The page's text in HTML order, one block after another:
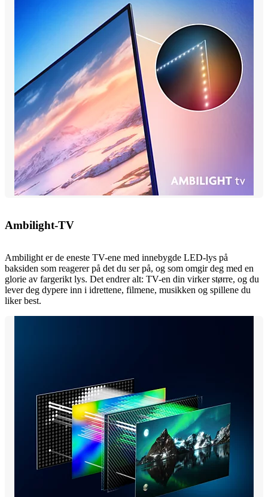
Ambilight-TV
Ambilight er de eneste TV-ene med innebygde LED-lys på
baksiden som reagerer på det du ser på, og som omgir deg med en
glorie av fargerikt lys. Det endrer alt: TV-en din virker større, og du
lever deg dypere inn i idrettene, filmene, musikken og spillene du
liker best.